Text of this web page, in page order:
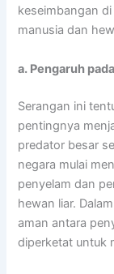
keseimbangan
manusia dan
a. Pengaruh
Serangan ini
pentingnya
predator besar
negara mulai
penyelam dan
hewan liar.
aman antara
diperketat untuk